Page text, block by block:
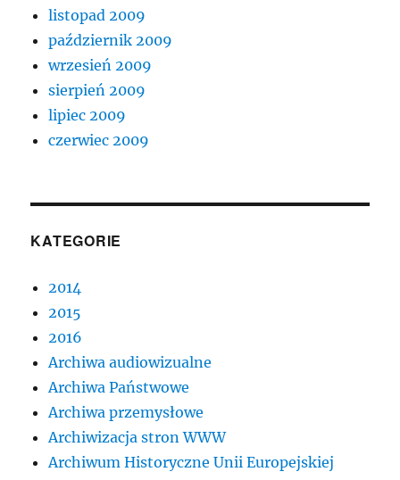
listopad 2009
październik 2009
wrzesień 2009
sierpień 2009
lipiec 2009
czerwiec 2009
KATEGORIE
2014
2015
2016
Archiwa audiowizualne
Archiwa Państwowe
Archiwa przemysłowe
Archiwizacja stron WWW
Archiwum Historyczne Unii Europejskiej